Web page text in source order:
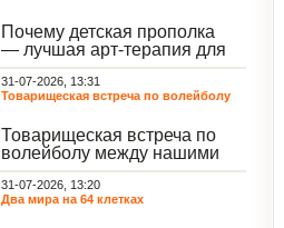
Почему детская прополка
— лучшая арт-терапия для
воспитателя?
31-07-2026, 13:31
Товарищеская встреча по волейболу
Товарищеская встреча по
волейболу между нашими
воспитанниками и
сельскими ребятами.
31-07-2026, 13:20
Два мира на 64 клетках